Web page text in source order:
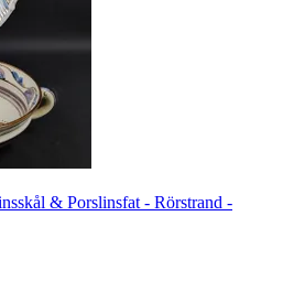
& Porslinsfat - Rörstrand -